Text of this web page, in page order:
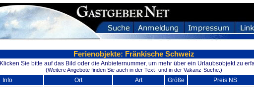
Ferienobjekte: Fränkische Schweiz
Klicken Sie bitte auf das Bild oder die Anbieternummer, um mehr über ein Urlaubsobjekt zu
(Weitere Angebote finden Sie auch in der Text- und in der Vakanz-Suche.)
Info Ort Art Größe Preis NS